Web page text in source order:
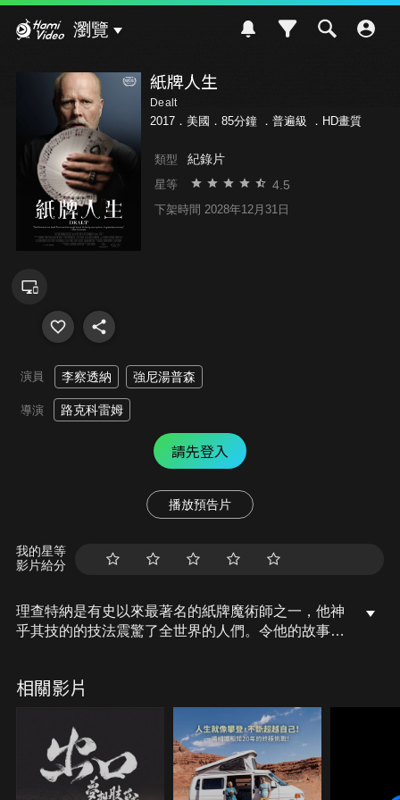
瀏覽
紙牌人生
Dealt
2017．美國．85分鐘 ． 普遍級 ．HD畫質
類型 紀錄片
星等 4.5
下架時間 2028年12月31日
演員 李察透納 強尼湯普森
導演 路克科雷姆
請先登入
播放預告片
我的星等
影片給分
理查特納是有史以來最著名的紙牌魔術師之一，他神
乎其技的的技法震驚了全世界的人們。令他的故事更
盪的早年生涯到達他現在舉足輕重的地位。
相關影片